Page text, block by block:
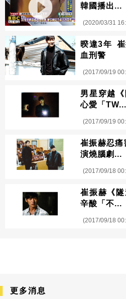
韓國播出...
(2020/03/31
暌違3年
血刑警
(2017/09/19
男星穿越
心愛「TW...
(2017/09/19
崔振赫忍
演燒腦劇...
(2017/09/18
崔振赫《
辛酸「不...
(2017/09/18
更多消息